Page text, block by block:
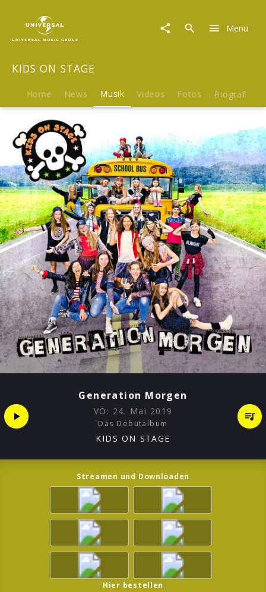
Morgen
Menu
KIDS ON STAGE
Home News Musik Videos Fotos Biografie
Generation Morgen
VÖ: 24. Mai 2019
Das Debütalbum
KIDS ON STAGE
Streamen und Downloaden
Hier bestellen